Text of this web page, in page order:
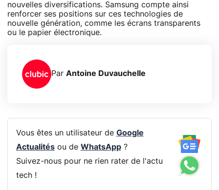
nouvelles diversifications. Samsung compte ainsi
renforcer ses positions sur ces technologies de
nouvelle génération, comme les écrans transparents
ou le papier électronique.
Par Antoine Duvauchelle
Vous êtes un utilisateur de Google
Actualitésou de WhatsApp?
Suivez-nous pour ne rien rater de l'actu
tech !